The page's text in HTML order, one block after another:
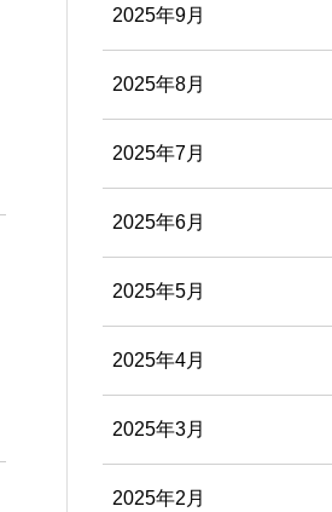
2025年9月
2025年8月
2025年7月
2025年6月
2025年5月
2025年4月
2025年3月
2025年2月